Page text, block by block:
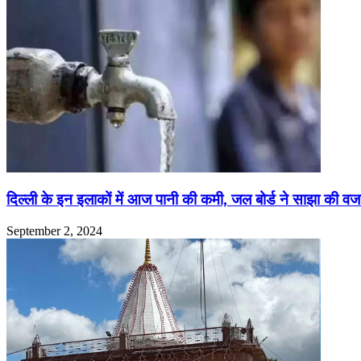
दिल्ली के इन इलाकों में आज पानी की कमी, जल बोर्ड ने साझा की
September 2, 2024